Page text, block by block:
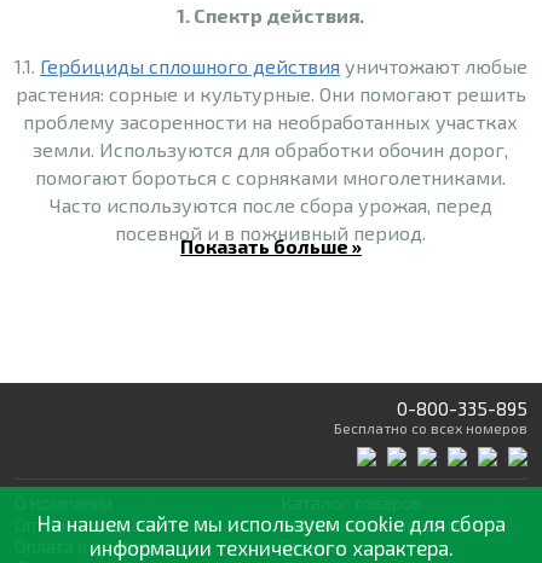
1. Спектр действия.
1.1. Гербициды сплошного действияуничтожают любые
растения: сорные и культурные. Они помогают решить
проблему засоренности на необработанных участках
земли. Используются для обработки обочин дорог,
помогают бороться с сорняками многолетниками.
Часто используются после сбора урожая, перед
посевной и в пожнивный период.
- До посева культурного растения (используются
осенью или весной).
- Вместе с посевом.
Показать больше »
0-800-335-895
Бесплатно со всех номеров
Оптовая продажа
Оплата и доставка
Статьии рекомендации
Отзывы
На нашем сайте мы используем cookie для сбора
информации технического характера.